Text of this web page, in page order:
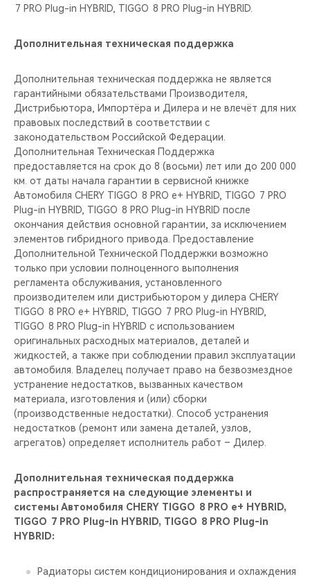
7 PRO Plug-in HYBRID, TIGGO 8 PRO Plug-in HYBRID.
Дополнительная техническая поддержка
Дополнительная техническая поддержка не является
гарантийными обязательствами Производителя,
Дистрибьютора, Импортёра и Дилера и не влечёт для них
правовых последствий в соответствии с
законодательством Российской Федерации.
Дополнительная Техническая Поддержка
предоставляется на срок до 8 (восьми) лет или до 200 000
км. от даты начала гарантии в сервисной книжке
Автомобиля CHERY TIGGO 8 PRO е+ HYBRID, TIGGO 7 PRO
Plug-in HYBRID, TIGGO 8 PRO Plug-in HYBRID после
окончания действия основной гарантии, за исключением
элементов гибридного привода. Предоставление
Дополнительной Технической Поддержки возможно
только при условии полноценного выполнения
регламента обслуживания, установленного
производителем или дистрибьютором у дилера CHERY
TIGGO 8 PRO е+ HYBRID, TIGGO 7 PRO Plug-in HYBRID,
TIGGO 8 PRO Plug-in HYBRID с использованием
оригинальных расходных материалов, деталей и
жидкостей, а также при соблюдении правил эксплуатации
автомобиля. Владелец получает право на безвозмездное
устранение недостатков, вызванных качеством
материала, изготовления и (или) сборки
(производственные недостатки). Способ устранения
недостатков (ремонт или замена деталей, узлов,
агрегатов) определяет исполнитель работ – Дилер.
Дополнительная техническая поддержка
распространяется на следующие элементы и
системы Автомобиля CHERY TIGGO 8 PRO е+ HYBRID,
TIGGO 7 PRO Plug-in HYBRID, TIGGO 8 PRO Plug-in
HYBRID:
Радиаторы систем кондиционирования и охлаждения